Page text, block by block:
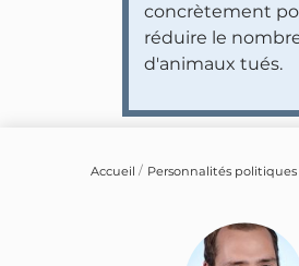
concrètement
réduire le
d'animaux tués.
Accueil Personnalités politiques